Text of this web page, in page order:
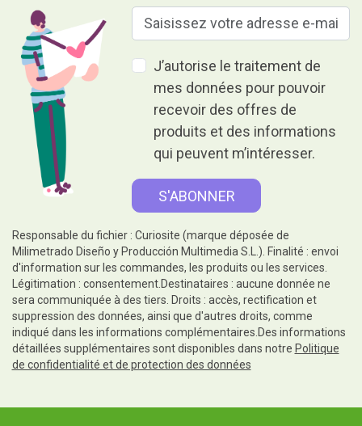
J’autorise le traitement de
mes données pour pouvoir
recevoir des offres de
produits et des informations
qui peuvent m’intéresser.
Responsable du fichier : Curiosite (marque déposée de
Milimetrado Diseño y Producción Multimedia S.L.). Finalité : envoi
d'information sur les commandes, les produits ou les services.
Légitimation : consentement.Destinataires : aucune donnée ne
sera communiquée à des tiers. Droits : accès, rectification et
suppression des données, ainsi que d'autres droits, comme
indiqué dans les informations complémentaires.Des informations
détaillées supplémentaires sont disponibles dans notre Politique
de confidentialité et de protection des données